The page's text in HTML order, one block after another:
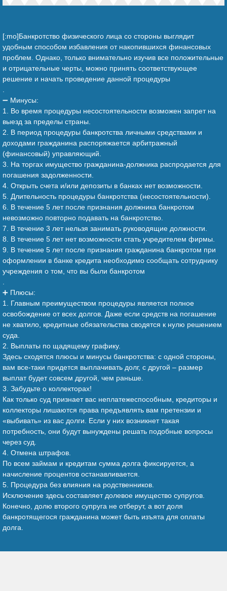
[:mo]Банкротство физического лица со стороны выглядит
удобным способом избавления от накопившихся финансовых
проблем. Однако, только внимательно изучив все положительные
и отрицательные черты, можно принять соответствующее
решение и начать проведение данной процедуры
➖ Минусы:
1. Во время процедуры несостоятельности возможен запрет на
выезд за пределы страны.
2. В период процедуры банкротства личными средствами и
доходами гражданина распоряжается арбитражный
(финансовый) управляющий.
3. На торгах имущество гражданина-должника распродается для
погашения задолженности.
4. Открыть счета и/или депозиты в банках нет возможности.
5. Длительность процедуры банкротства (несостоятельности).
6. В течение 5 лет после признания должника банкротом
невозможно повторно подавать на банкротство.
7. В течение 3 лет нельзя занимать руководящие должности.
8. В течение 5 лет нет возможности стать учредителем фирмы.
9. В течение 5 лет после признания гражданина банкротом при
оформлении в банке кредита необходимо сообщать сотруднику
учреждения о том, что вы были банкротом
➕ Плюсы:
1. Главным преимуществом процедуры является полное
освобождение от всех долгов. Даже если средств на погашение
не хватило, кредитные обязательства сводятся к нулю решением
суда.
2. Выплаты по щадящему графику.
Здесь сходятся плюсы и минусы банкротства: с одной стороны,
вам все-таки придется выплачивать долг, с другой – размер
выплат будет совсем другой, чем раньше.
3. Забудьте о коллекторах!
Как только суд признает вас неплатежеспособным, кредиторы и
коллекторы лишаются права предъявлять вам претензии и
«выбивать» из вас долги. Если у них возникнет такая
потребность, они будут вынуждены решать подобные вопросы
через суд.
4. Отмена штрафов.
По всем займам и кредитам сумма долга фиксируется, а
начисление процентов останавливается.
5. Процедура без влияния на родственников.
Исключение здесь составляет долевое имущество супругов.
Конечно, долю второго супруга не отберут, а вот доля
банкротящегося гражданина может быть изъята для оплаты
долга.